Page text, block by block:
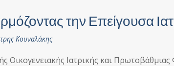
την Επείγουσα
Κουναλάκης
Οικογενειακής Ιατρικής και